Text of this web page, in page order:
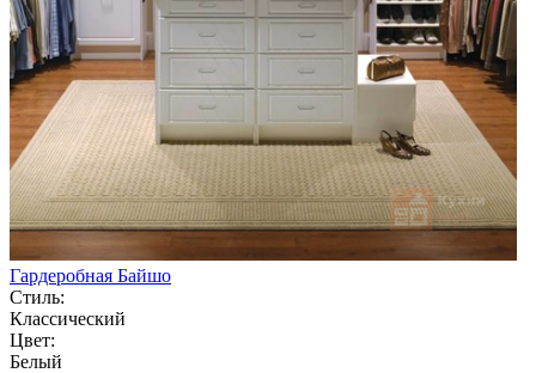
Гардеробная Байшо
Стиль:
Классический
Цвет:
Белый